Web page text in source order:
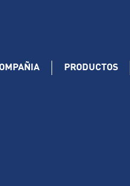
PRODUCTOS